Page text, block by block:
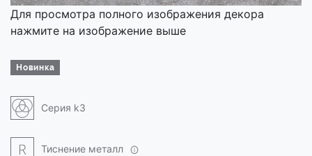
Для просмотра полного изображения декора
нажмите на изображение выше
Новинка
Серия k3
Тиснение металл